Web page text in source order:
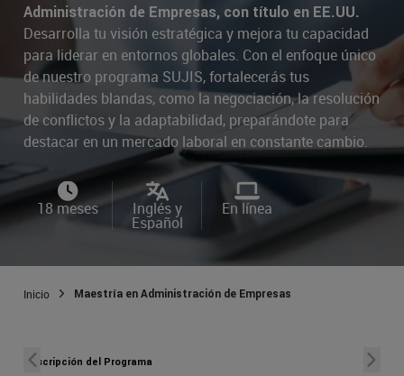
ES
Administración de Empresas, con título en EE.UU.
Desarrolla tu visión estratégica y mejora tu capacidad
para liderar en entornos globales. Con el enfoque único
de nuestro programa SUJIS, fortalecerás tus
habilidades blandas, como la negociación, la resolución
de conflictos y la adaptabilidad, preparándote para
destacar en un mercado laboral en constante cambio.
18 meses Inglés y
Español
En línea
Inicio Maestría en Administración de Empresas
Descripción del Programa